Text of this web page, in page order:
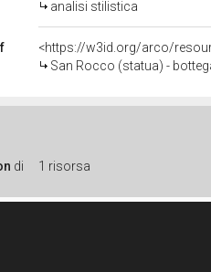
analisi stilistica
<https://w3id.org/arco/
San Rocco (statua) -
di 1 risorsa